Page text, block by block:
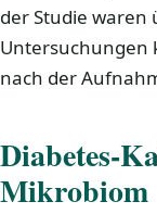
der Studie waren
Untersuchungen
nach der
Diabetes-
Mikrobiom